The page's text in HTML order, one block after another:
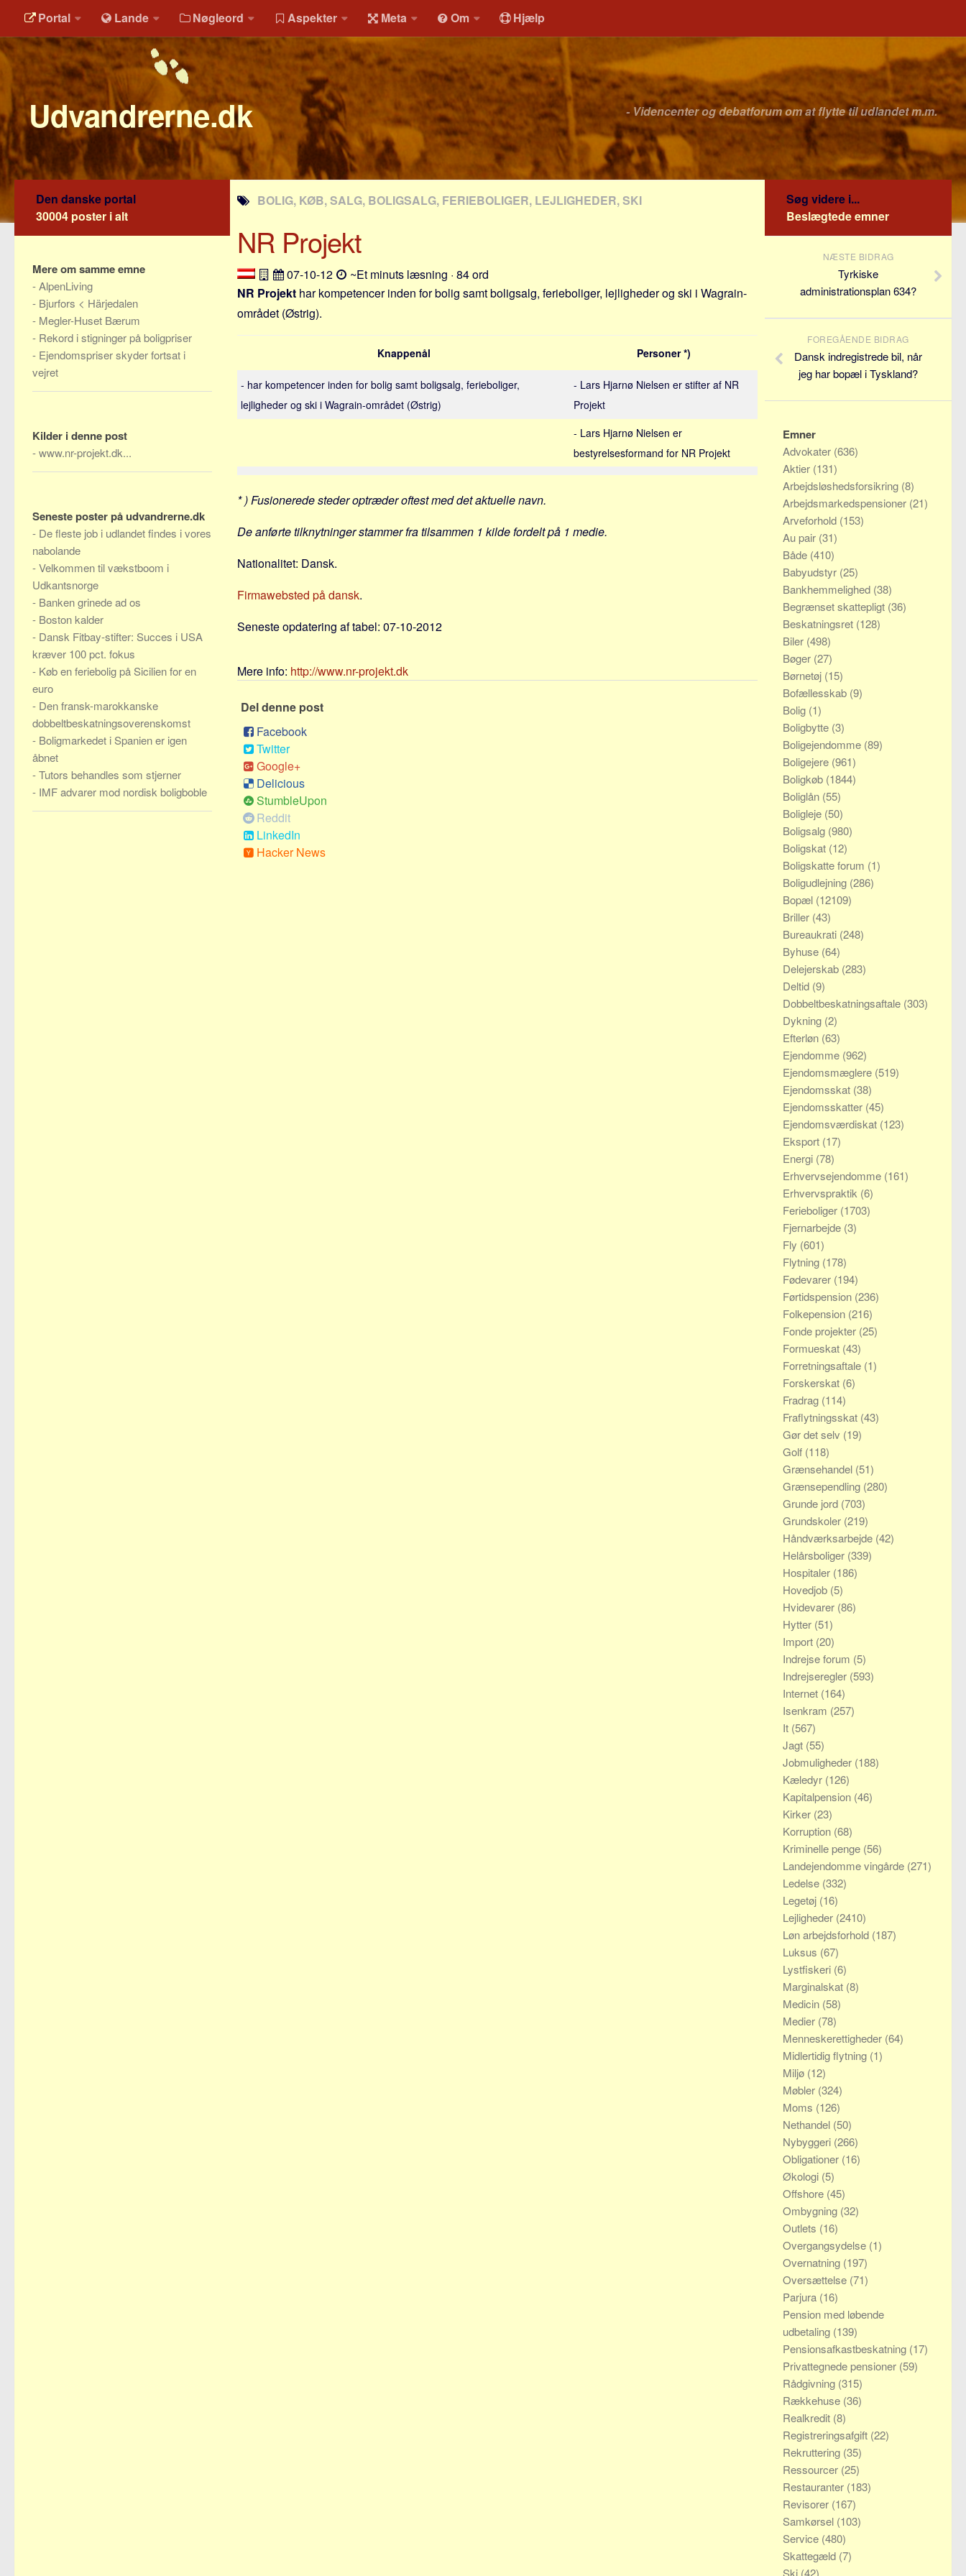
Portal Lande Nøgleord Aspekter Meta Om Hjælp
Udvandrerne.dk - Videncenter og debatforum om at flytte til udlandet m.m.
BOLIG, KØB, SALG, BOLIGSALG, FERIEBOLIGER, LEJLIGHEDER, SKI
NR Projekt
07-10-12
~Et minuts læsning · 84 ord
NR Projekt har kompetencer inden for bolig samt boligsalg, ferieboliger, lejligheder og ski i Wagrain-
området (Østrig).
Knappenål Personer *)
- har kompetencer inden for bolig samt boligsalg, ferieboliger,
lejligheder og ski i Wagrain-området (Østrig)
- Lars Hjarnø Nielsen er stifter af NR
Projekt
- Lars Hjarnø Nielsen er
bestyrelsesformand for NR Projekt
* ) Fusionerede steder optræder oftest med det aktuelle navn.
De anførte tilknytninger stammer fra tilsammen 1 kilde fordelt på 1 medie.
Nationalitet: Dansk.
Firmawebsted på dansk.
Seneste opdatering af tabel: 07-10-2012
Mere info: http://www.nr-projekt.dk
Del denne post
Facebook
Twitter
Google+
Delicious
StumbleUpon
Reddit
LinkedIn
Hacker News
Den danske portal
30004 poster i alt
Mere om samme emne
-AlpenLiving
- Bjurfors < Härjedalen
- Megler-Huset Bærum
- Rekord i stigninger på boligpriser
- Ejendomspriser skyder fortsat i
vejret
Kilder i denne post
-www.nr-projekt.dk...
Seneste poster på udvandrerne.dk
- De fleste job i udlandet findes i vores
nabolande
-Velkommen til vækstboom i
Udkantsnorge
- Banken grinede ad os
- Boston kalder
- Dansk Fitbay-stifter: Succes i USA
kræver 100 pct. fokus
- Køb en feriebolig på Sicilien for en
euro
- Den fransk-marokkanske
dobbeltbeskatningsoverenskomst
- Boligmarkedet i Spanien er igen
åbnet
-Tutors behandles som stjerner
- IMF advarer mod nordisk boligboble
Søg videre i...
Beslægtede emner
NÆSTE BIDRAG
Tyrkiske
administrationsplan 634?
FOREGÅENDE BIDRAG
Dansk indregistrede bil, når
jeg har bopæl i Tyskland?
Emner
Advokater (636)
Aktier (131)
Arbejdsløshedsforsikring (8)
Arbejdsmarkedspensioner (21)
Arveforhold (153)
Au pair (31)
Både (410)
Babyudstyr (25)
Bankhemmelighed (38)
Begrænset skattepligt (36)
Beskatningsret (128)
Biler (498)
Bøger (27)
Børnetøj (15)
Bofællesskab (9)
Bolig (1)
Boligbytte (3)
Boligejendomme (89)
Boligejere (961)
Boligkøb (1844)
Boliglån (55)
Boligleje (50)
Boligsalg (980)
Boligskat (12)
Boligskatte forum (1)
Boligudlejning (286)
Bopæl (12109)
Briller (43)
Bureaukrati (248)
Byhuse (64)
Delejerskab (283)
Deltid (9)
Dobbeltbeskatningsaftale (303)
Dykning (2)
Efterløn (63)
Ejendomme (962)
Ejendomsmæglere (519)
Ejendomsskat (38)
Ejendomsskatter (45)
Ejendomsværdiskat (123)
Eksport (17)
Energi (78)
Erhvervsejendomme (161)
Erhvervspraktik (6)
Ferieboliger (1703)
Fjernarbejde (3)
Fly (601)
Flytning (178)
Fødevarer (194)
Førtidspension (236)
Folkepension (216)
Fonde projekter (25)
Formueskat (43)
Forretningsaftale (1)
Forskerskat (6)
Fradrag (114)
Fraflytningsskat (43)
Gør det selv (19)
Golf (118)
Grænsehandel (51)
Grænsependling (280)
Grunde jord (703)
Grundskoler (219)
Håndværksarbejde (42)
Helårsboliger (339)
Hospitaler (186)
Hovedjob (5)
Hvidevarer (86)
Hytter (51)
Import (20)
Indrejse forum (5)
Indrejseregler (593)
Internet (164)
Isenkram (257)
It (567)
Jagt (55)
Jobmuligheder (188)
Kæledyr (126)
Kapitalpension (46)
Kirker (23)
Korruption (68)
Kriminelle penge (56)
Landejendomme vingårde (271)
Ledelse (332)
Legetøj (16)
Lejligheder (2410)
Løn arbejdsforhold (187)
Luksus (67)
Lystfiskeri (6)
Marginalskat (8)
Medicin (58)
Medier (78)
Menneskerettigheder (64)
Midlertidig flytning (1)
Miljø (12)
Møbler (324)
Moms (126)
Nethandel (50)
Nybyggeri (266)
Obligationer (16)
Økologi (5)
Offshore (45)
Ombygning (32)
Outlets (16)
Overgangsydelse (1)
Overnatning (197)
Oversættelse (71)
Parjura (16)
Pension med løbende
udbetaling (139)
Pensionsafkastbeskatning (17)
Privattegnede pensioner (59)
Rådgivning (315)
Rækkehuse (36)
Realkredit (8)
Registreringsafgift (22)
Rekruttering (35)
Ressourcer (25)
Restauranter (183)
Revisorer (167)
Samkørsel (103)
Service (480)
Skattegæld (7)
Ski (42)